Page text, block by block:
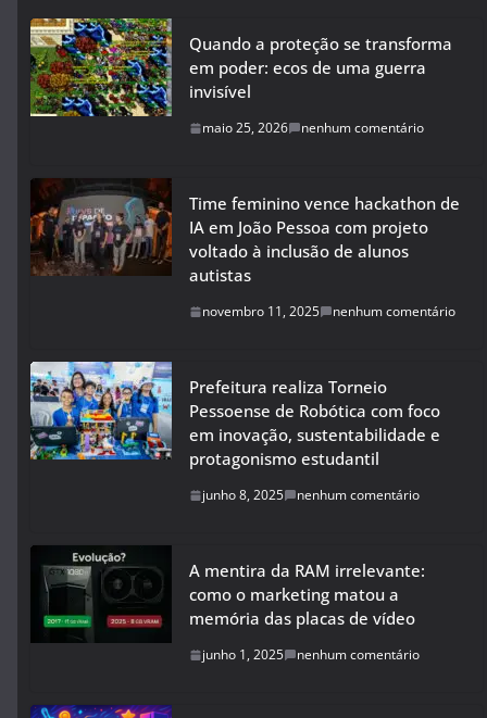
Quando a proteção se transforma
em poder: ecos de uma guerra
invisível
maio 25, 2026 nenhum comentário
Time feminino vence hackathon de
IA em João Pessoa com projeto
voltado à inclusão de alunos
autistas
novembro 11, 2025 nenhum comentário
Prefeitura realiza Torneio
Pessoense de Robótica com foco
em inovação, sustentabilidade e
protagonismo estudantil
junho 8, 2025 nenhum comentário
A mentira da RAM irrelevante:
como o marketing matou a
memória das placas de vídeo
junho 1, 2025 nenhum comentário